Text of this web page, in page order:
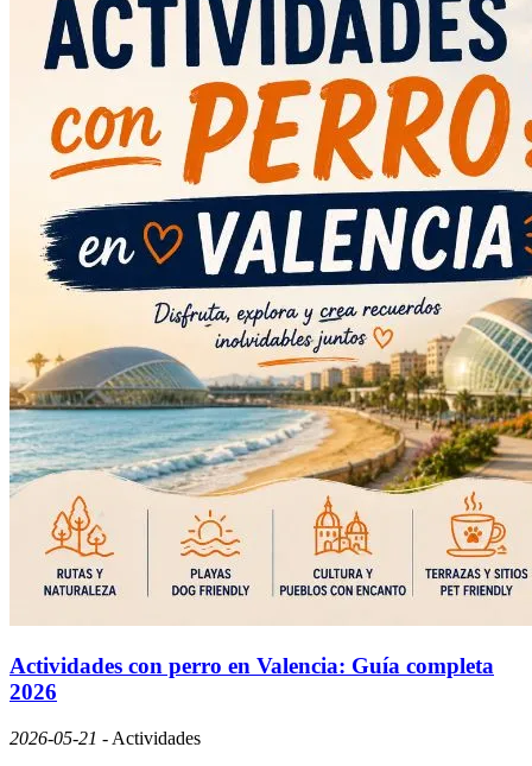
Actividades con perro en Valencia: Guía completa
2026
2026-05-21 - Actividades